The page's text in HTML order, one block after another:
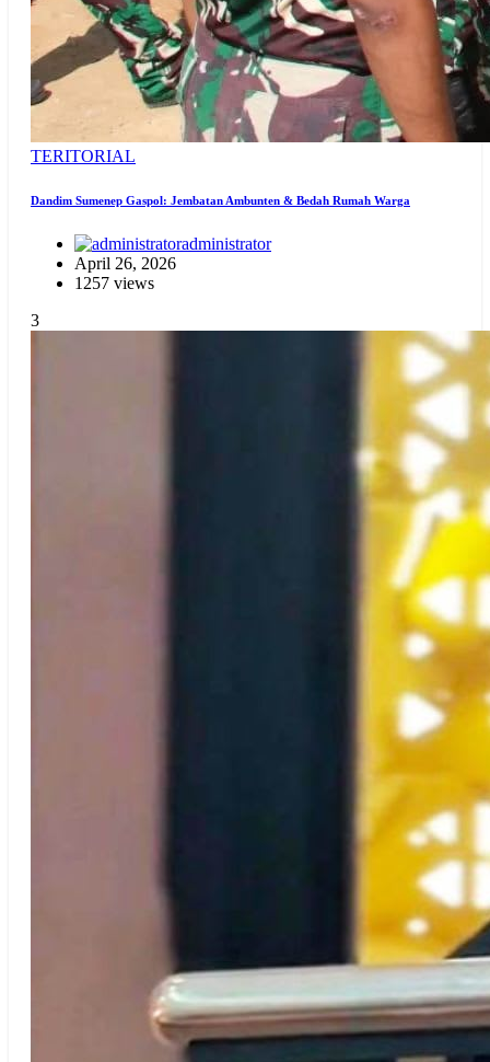
TERITORIAL
Dandim Sumenep Gaspol: Jembatan Ambunten & Bedah Rumah Warga
administrator
April 26, 2026
1257 views
3